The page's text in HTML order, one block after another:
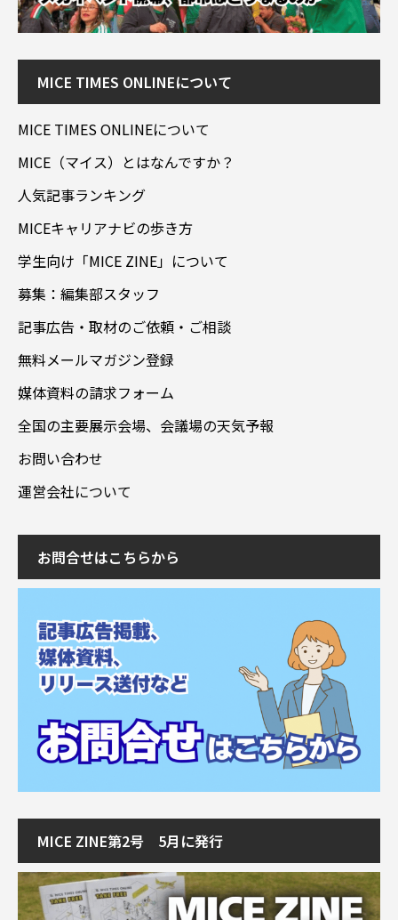
MICE TIMES ONLINEについて
MICE TIMES ONLINEについて
MICE（マイス）とはなんですか？
人気記事ランキング
MICEキャリアナビの歩き方
学生向け「MICE ZINE」について
募集：編集部スタッフ
記事広告・取材のご依頼・ご相談
無料メールマガジン登録
媒体資料の請求フォーム
全国の主要展示会場、会議場の天気予報
お問い合わせ
運営会社について
お問合せはこちらから
MICE ZINE第2号 5月に発行